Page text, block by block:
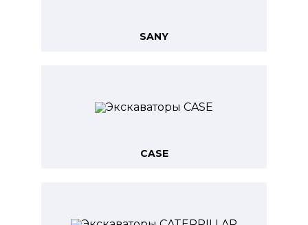
SANY
CASE